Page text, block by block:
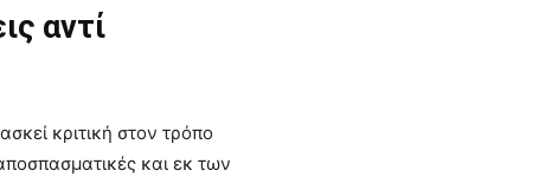
αντί
κριτική στον τρόπο
και εκ των